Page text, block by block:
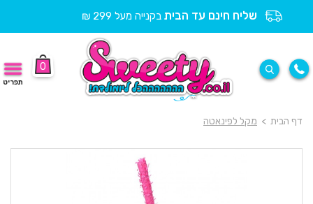
שליח חינם עד הבית בקנייה מעל 299 ₪
0
תפריט
דף הבית > מקל לפינאטה